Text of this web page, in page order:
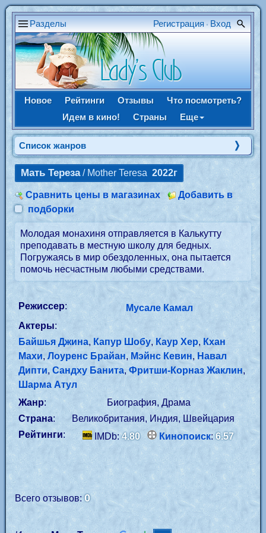
Разделы Регистрация • Вход
Новое Рейтинги Отзывы
Что посмотреть?
Идем в кино!
Страны Еще
Список жанров
Мать Тереза/ Mother Teresa 2022г
Сравнить цены в магазинах
Добавить в
подборки
Молодая монахиня отправляется в Калькутту
преподавать в местную школу для бедных.
Погружаясь в мир обездоленных, она пытается
помочь несчастным любыми средствами.
Режиссер:
Мусале Камал
Актеры:
Байшья Джина, Капур Шобу, Каур Хер, Кхан
Махи, Лоуренс Брайан, Мэйнс Кевин,Навал
Дипти,Сандху Банита,Фритши-Корназ Жаклин,
Шарма Атул
Жанр:
Биография, Драма
Страна:
Великобритания, Индия, Швейцария
Рейтинги: IMDb:4.80 Кинопоиск:6.57
Всего отзывов:0